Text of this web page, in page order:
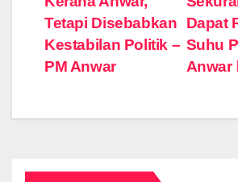
Dapat
Suhu
Anwar
Tetapi Disebabkan
Kestabilan Politik –
PM Anwar